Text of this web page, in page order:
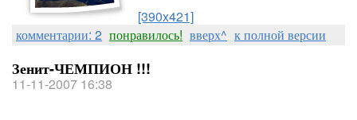
[390x421]
комментарии: 2 понравилось! вверх^ к полной версии
Зенит-ЧЕМПИОН !!!
11-11-2007 16:38